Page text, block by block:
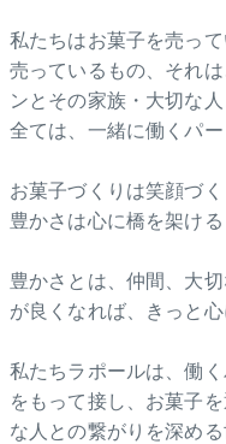
私たちはお菓子を売っ
売っているもの、それ
ンとその家族・大切な
全ては、一緒に働くパ
お菓子づくりは笑顔づく
豊かさは心に橋を架ける
豊かさとは、仲間、大
が良くなれば、きっと
私たちラポールは、働
をもって接し、お菓子
な人との繋がりを深め